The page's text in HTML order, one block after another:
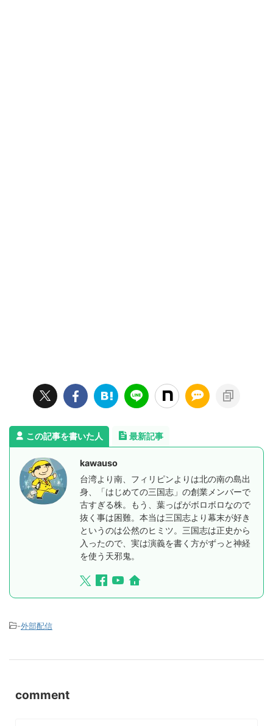
この記事を書いた人 最新記事
kawauso
台湾より南、フィリピンよりは北の南の島出
身、「はじめての三国志」の創業メンバーで
古すぎる株。もう、葉っぱがボロボロなので
抜く事は困難。本当は三国志より幕末が好き
というのは公然のヒミツ。三国志は正史から
入ったので、実は演義を書く方がずっと神経
を使う天邪鬼。
-外部配信
comment